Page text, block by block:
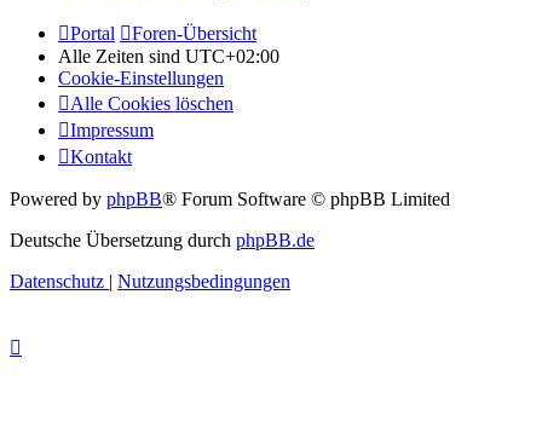
Portal
Foren-Übersicht
Alle Zeiten sind UTC+02:00
Cookie-Einstellungen
Alle Cookies löschen
Impressum
Kontakt
Powered by phpBB® Forum Software © phpBB Limited
Deutsche Übersetzung durch phpBB.de
Datenschutz | Nutzungsbedingungen